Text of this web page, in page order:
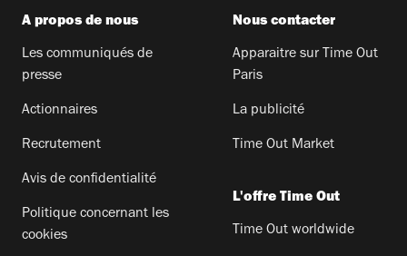
A propos de nous
Les communiqués de
presse
Actionnaires
Recrutement
Avis de confidentialité
Politique concernant les
cookies
Nous contacter
Apparaitre sur Time Out
Paris
La publicité
Time Out Market
L'offre Time Out
Time Out worldwide